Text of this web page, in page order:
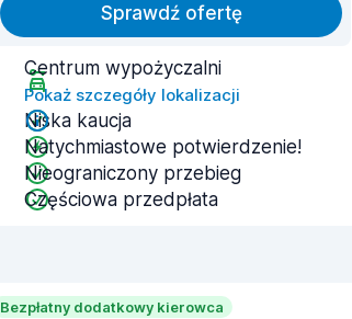
Sprawdź ofertę
Centrum wypożyczalni
Pokaż szczegóły lokalizacji
Niska kaucja
Natychmiastowe potwierdzenie!
Nieograniczony przebieg
Częściowa przedpłata
Bezpłatny dodatkowy kierowca